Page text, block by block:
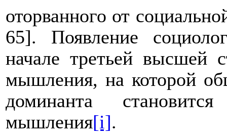
оторванного от
65]. Появление
начале третьей высшей
мышления, на которой
доминанта
мышления[i].